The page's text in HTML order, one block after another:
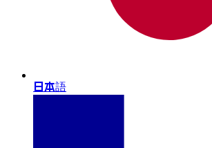
日本語